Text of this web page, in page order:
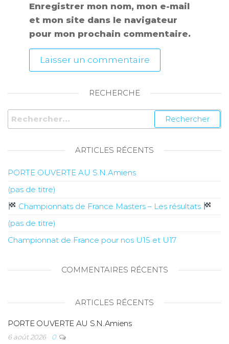
Enregistrer mon nom, mon e-mail
et mon site dans le navigateur
pour mon prochain commentaire.
RECHERCHE
ARTICLES RÉCENTS
PORTE OUVERTE AU S.N.Amiens
(pas de titre)
Championnats de France Masters – Les résultats
(pas de titre)
Championnat de France pour nos U15 et U17
COMMENTAIRES RÉCENTS
ARTICLES RÉCENTS
PORTE OUVERTE AU S.N.Amiens
6 août 2026
0